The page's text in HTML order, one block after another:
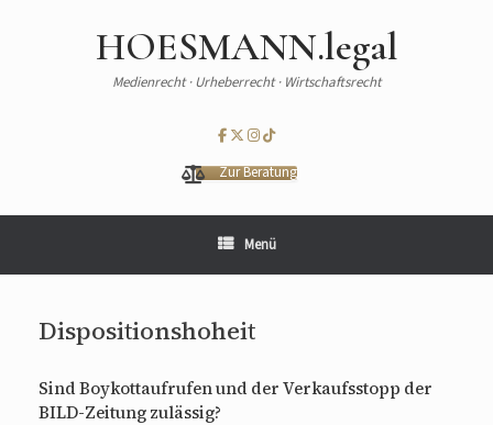
HOESMANN.legal
Medienrecht · Urheberrecht · Wirtschaftsrecht
Zur Beratung
Menü
Dispositionshoheit
Sind Boykottaufrufen und der Verkaufsstopp der
BILD-Zeitung zulässig?